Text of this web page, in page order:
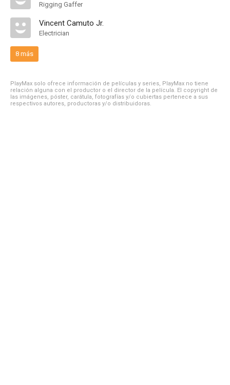
Rigging Gaffer
Vincent Camuto Jr.
Electrician
8 más
PlayMax solo ofrece información de películas y series, PlayMax no tiene
relación alguna con el productor o el director de la película. El copyright de
las imágenes, póster, carátula, fotografías y/o cubiertas pertenece a sus
respectivos autores, productoras y/o distribuidoras.